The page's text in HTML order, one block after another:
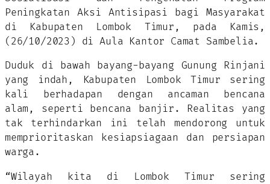
Peningkatan Aksi Antisipasi bagi Masyarakat
di Kabupaten Lombok Timur, pada Kamis,
(26/10/2023) di Aula Kantor Camat Sambelia.
Duduk di bawah bayang-bayang Gunung Rinjani
yang indah, Kabupaten Lombok Timur sering
kali berhadapan dengan ancaman bencana
alam, seperti bencana banjir. Realitas yang
tak terhindarkan ini telah mendorong untuk
memprioritaskan kesiapsiagaan dan persiapan
warga.
“Wilayah kita di Lombok Timur sering